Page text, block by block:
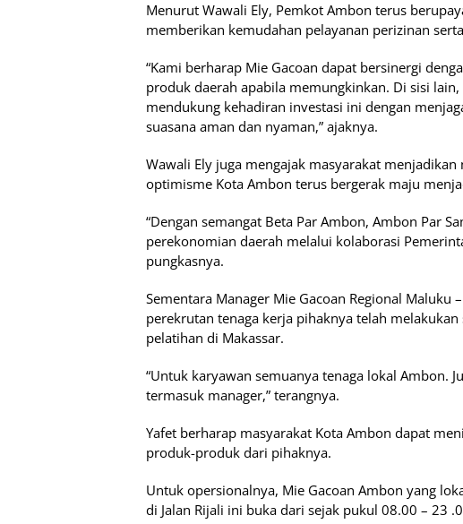
Menurut Wawali Ely, Pemkot Ambon terus
memberikan kemudahan pelayanan perizinan
“Kami berharap Mie Gacoan dapat bersinergi
produk daerah apabila memungkinkan. Di sisi
mendukung kehadiran investasi ini dengan
suasana aman dan nyaman,” ajaknya.
Wawali Ely juga mengajak masyarakat
optimisme Kota Ambon terus bergerak maju
“Dengan semangat Beta Par Ambon, Ambon Par
perekonomian daerah melalui kolaborasi
pungkasnya.
Sementara Manager Mie Gacoan Regional
perekrutan tenaga kerja pihaknya telah
pelatihan di Makassar.
“Untuk karyawan semuanya tenaga lokal Ambon.
termasuk manager,” terangnya.
Yafet berharap masyarakat Kota Ambon dapat
produk-produk dari pihaknya.
Untuk opersionalnya, Mie Gacoan Ambon yang
di Jalan Rijali ini buka dari sejak pukul 08.00 – 23